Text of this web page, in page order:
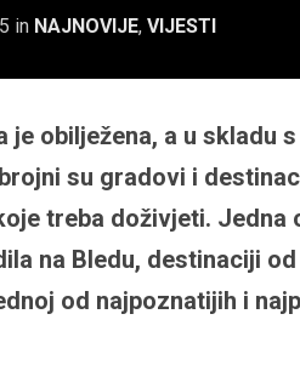
in NAJNOVIJE, VIJESTI
je obilježena, a u skladu
su gradovi i
treba doživjeti. Jedna
na Bledu, destinaciji
od najpoznatijih i